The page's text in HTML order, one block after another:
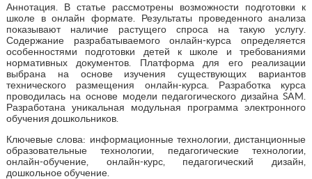
Аннотация. В статье рассмотрены возможности подготовки к
школе в онлайн формате. Результаты проведенного анализа
показывают наличие растущего спроса на такую услугу.
Содержание разрабатываемого онлайн-курса определяется
особенностями подготовки детей к школе и требованиями
нормативных документов. Платформа для его реализации
выбрана на основе изучения существующих вариантов
технического размещения онлайн-курса. Разработка курса
проводилась на основе модели педагогического дизайна SAM.
Разработана уникальная модульная программа электронного
обучения дошкольников.
Ключевые слова: информационные технологии, дистанционные
образовательные технологии, педагогические технологии,
онлайн-обучение, онлайн-курс, педагогический дизайн,
дошкольное обучение.